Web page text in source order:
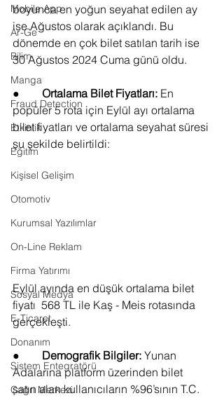
Mobile App
Ar-Ge
Bilim
Manga
Fraud Detection
Etkinlik
Eğitim
Kişisel Gelişim
Otomotiv
Kurumsal Yazılımlar
On-Line Reklam
Firma Yatırımı
Sosyal Medya
E-Ticaret
Donanım
Sistem Entegratörü
Çağrı Merkezi
boyunca en yoğun seyahat edilen ay
ise Ağustos olarak açıklandı. Bu
dönemde en çok bilet satılan tarih ise
30 Ağustos 2024 Cuma günü oldu.
● Ortalama Bilet Fiyatları: En
popüler 5 rota için Eylül ayı ortalama
bilet fiyatları ve ortalama seyahat süresi
şu şekilde belirtildi:
Eylül ayında en düşük ortalama bilet
fiyatı  568 TL ile Kaş - Meis rotasında
gerçekleşti.
● Demografik Bilgiler: Yunan
Adalarına platform üzerinden bilet
satın alan kullanıcıların %96’sının T.C.